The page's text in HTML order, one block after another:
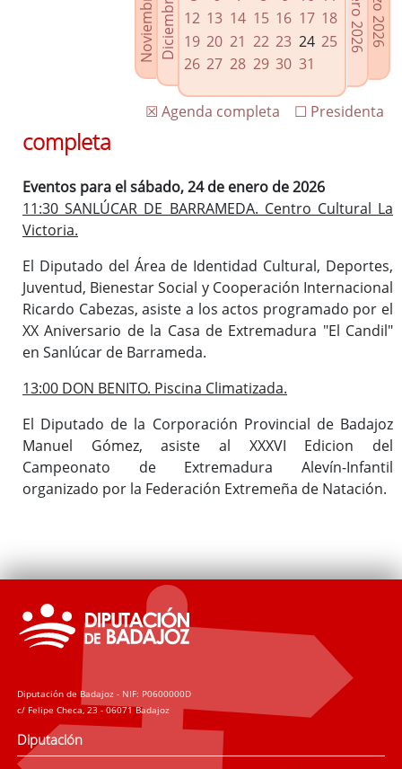
Agenda de Presidencia
Plenos provinciales y Juntas de gobierno
Oficina de Proyectos Europeos
12 13 14 15 16 17 18
19 20 21 22 23 24 25
26 27 28 29 30 31
☐ Presidenta
☒ Agenda completa
completa
Eventos para el sábado, 24 de enero de 2026
11:30 SANLÚCAR DE BARRAMEDA. Centro Cultural La
Victoria.
El Diputado del Área de Identidad Cultural, Deportes,
Juventud, Bienestar Social y Cooperación Internacional
Ricardo Cabezas, asiste a los actos programado por el
XX Aniversario de la Casa de Extremadura "El Candil"
en Sanlúcar de Barrameda.
13:00 DON BENITO. Piscina Climatizada.
El Diputado de la Corporación Provincial de Badajoz
Manuel Gómez, asiste al XXXVI Edicion del
Campeonato de Extremadura Alevín-Infantil
organizado por la Federación Extremeña de Natación.
Diputación de Badajoz - NIF: P0600000D
c/ Felipe Checa, 23 - 06071 Badajoz
Diputación